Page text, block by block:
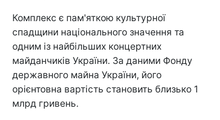
Комплекс є пам'яткою культурної
спадщини національного значення та
одним із найбільших концертних
майданчиків України. За даними Фонду
державного майна України, його
орієнтовна вартість становить близько 1
млрд гривень.